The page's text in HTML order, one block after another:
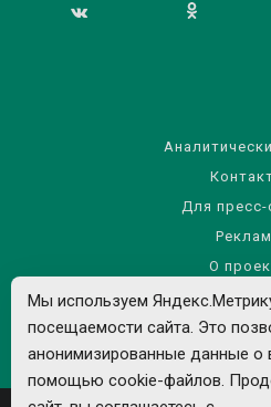
Для пресс-
О
Правила использования
Политика обработки
Мы используем
посещаемости сайта. Это
анонимизированные данные о
помощью cookie-файлов.